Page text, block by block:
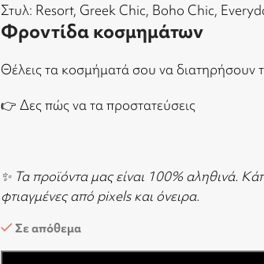
Στυλ: Resort, Greek Chic, Boho Chic,
Φροντίδα κοσμημάτων
Θέλεις τα κοσμήματά σου να διατηρήσουν
👉 Δες πώς να τα προστατεύσεις
✨ Τα προϊόντα μας είναι 100% αληθινά.
φτιαγμένες από pixels και όνειρα.
Σε απόθεμα